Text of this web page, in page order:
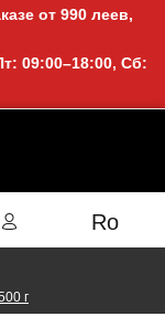
от 990 леев,
09:00–18:00, Сб:
Ro
г